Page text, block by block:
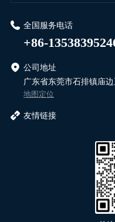
全国服务电话
+86-
公司地址
广东省东莞市石排镇庙
地图定位
友情链接